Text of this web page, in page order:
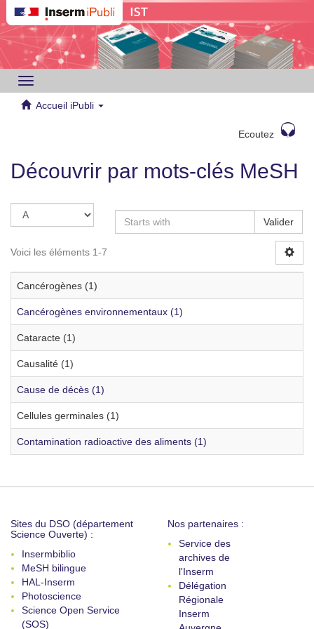
Toggle
navigation
Accueil iPubli
Ecoutez
Découvrir par mots-clés MeSH
Valider
Voici les éléments 1-7
Cancérogènes (1)
Cancérogènes environnementaux (1)
Cataracte (1)
Causalité (1)
Cause de décès (1)
Cellules germinales (1)
Contamination radioactive des aliments (1)
Sites du DSO (département
Science Ouverte) :
Insermbiblio
MeSH bilingue
HAL-Inserm
Photoscience
Science Open Service
(SOS)
Nos partenaires :
Service des
archives de
l'Inserm
Délégation
Régionale
Inserm